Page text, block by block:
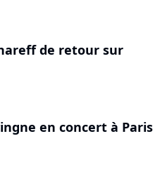
de retour sur
en concert à Paris